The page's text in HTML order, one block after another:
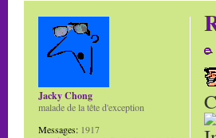
Jacky Chong
malade de la tête d'exception
Messages: 1917